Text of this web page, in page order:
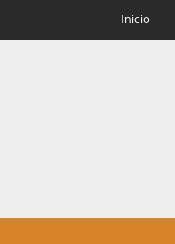
Inicio